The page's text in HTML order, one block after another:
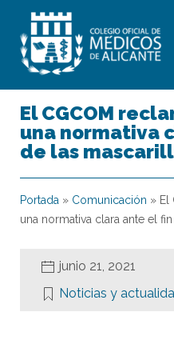
El CGCOM
una normativa
de las
Portada » Comunicación » El
una normativa clara ante el
junio 21, 2021
Noticias y